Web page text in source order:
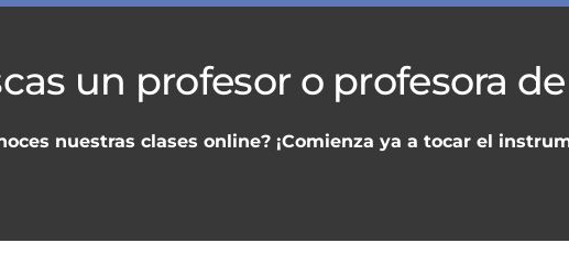
un profesor o profesora
nuestras clases online? ¡Comienza ya a tocar el